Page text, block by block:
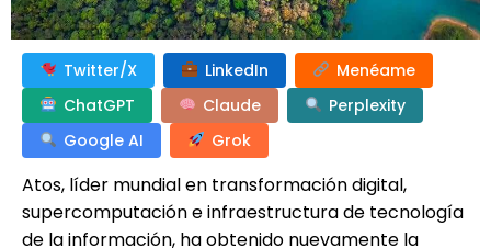
Twitter/X LinkedIn
Menéame
ChatGPT
Claude
Perplexity
Google AI
Grok
Atos, líder mundial en transformación digital,
supercomputación e infraestructura de tecnología
de la información, ha obtenido nuevamente la